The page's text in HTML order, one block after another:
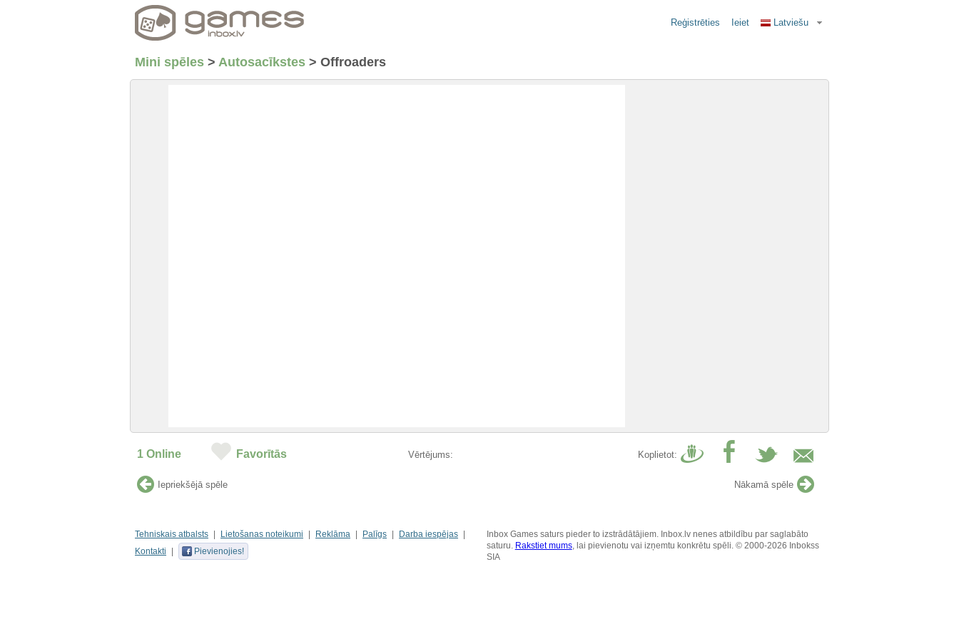
Reģistrēties Ieiet Latviešu
Mini spēles > Autosacīkstes > Offroaders
1 Online Favorītās Vērtējums: Koplietot:
Iepriekšējā spēle Nākamā spēle
Tehniskais atbalsts Lietošanas noteikumi Reklāma Palīgs
Darba iespējas
Kontakti
Pievienojies!
Inbox Games saturs pieder to izstrādātājiem. Inbox.lv nenes atbildību par saglabāto
saturu. Rakstiet mums, lai pievienotu vai izņemtu konkrētu spēli. © 2000-2026 Inbokss
SIA